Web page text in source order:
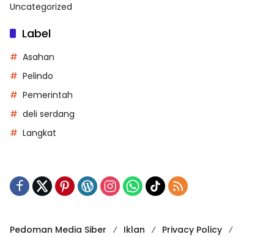
Uncategorized
Label
Asahan
Pelindo
Pemerintah
deli serdang
Langkat
Pedoman Media Siber Iklan Privacy Policy